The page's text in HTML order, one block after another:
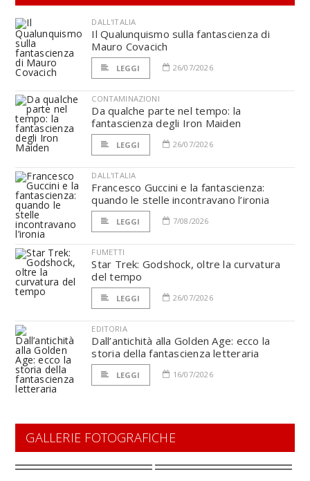
DALL'ITALIA
Il Qualunquismo sulla fantascienza di
Mauro Covacich
LEGGI 26/07/2026
CONTAMINAZIONI
Da qualche parte nel tempo: la
fantascienza degli Iron Maiden
LEGGI 26/07/2026
DALL'ITALIA
Francesco Guccini e la fantascienza:
quando le stelle incontravano l’ironia
LEGGI 7/08/2026
FUMETTI
Star Trek: Godshock, oltre la curvatura
del tempo
LEGGI 26/07/2026
EDITORIA
Dall’antichità alla Golden Age: ecco la
storia della fantascienza letteraria
LEGGI 16/07/2026
GALLERIE FOTOGRAFICHE